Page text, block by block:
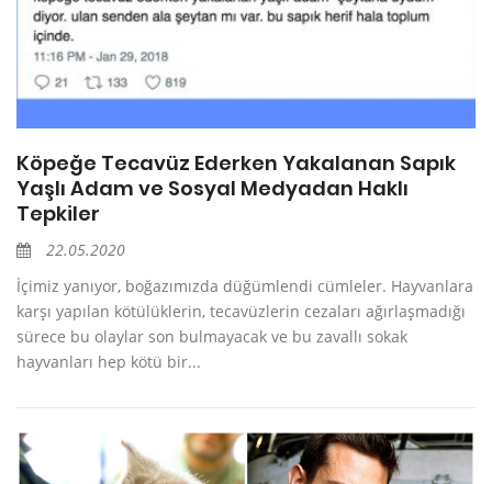
Köpeğe Tecavüz Ederken Yakalanan Sapık
Yaşlı Adam ve Sosyal Medyadan Haklı
Tepkiler
22.05.2020
İçimiz yanıyor, boğazımızda düğümlendi cümleler. Hayvanlara
karşı yapılan kötülüklerin, tecavüzlerin cezaları ağırlaşmadığı
sürece bu olaylar son bulmayacak ve bu zavallı sokak
hayvanları hep kötü bir...